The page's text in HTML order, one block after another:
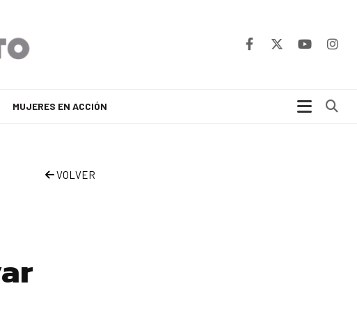
MUJERES EN ACCIÓN
VOLVER